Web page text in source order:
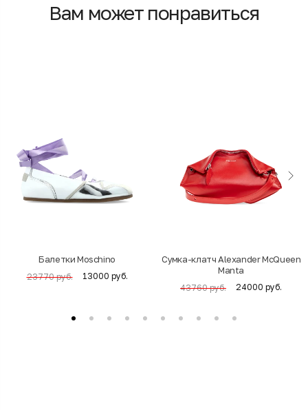
Вам может понравиться
Балетки Moschino
23770 руб. 13000 руб.
Cумка-клатч Alexander McQueen
Manta
43760 руб. 24000 руб.